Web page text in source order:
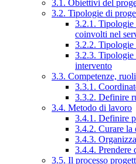
3.1. Obiettivi del
3.2. Tipologie di
3.2.1. Tipologie
coinvolti nel
3.2.2. Tipologie
3.2.3. Tipologie
intervento
3.3. Competenze,
3.3.1.
3.3.2. Definire
3.4. Metodo di lavoro
3.4.1. Definire
3.4.2. Curare la
3.4.3.
3.4.4. Prendere
3.5. Il processo